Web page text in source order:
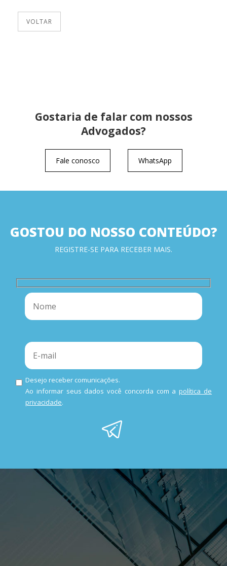
VOLTAR
Gostaria de falar com nossos
Advogados?
Fale conosco WhatsApp
GOSTOU DO NOSSO CONTEÚDO?
REGISTRE-SE PARA RECEBER MAIS.
Desejo receber comunicações.
Ao informar seus dados você concorda com apolítica de
privacidade.